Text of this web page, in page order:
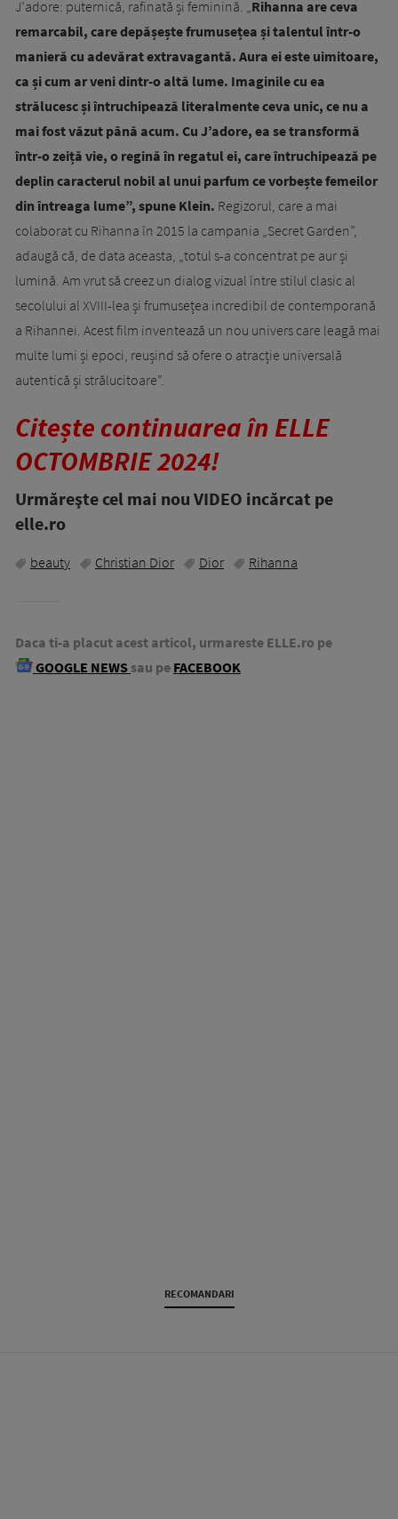
J’adore: puternică, rafinată și feminină. „ Rihanna are ceva
remarcabil, care depășește frumusețea și talentul într-o
manieră cu adevărat extravagantă. Aura ei este uimitoare,
ca și cum ar veni dintr-o altă lume. Imaginile cu ea
strălucesc și întruchipează literalmente ceva unic, ce nu a
mai fost văzut până acum. Cu J’adore, ea se transformă
într-o zeiță vie, o regină în regatul ei, care întruchipează pe
deplin caracterul nobil al unui parfum ce vorbește femeilor
din întreaga lume”, spune Klein. Regizorul, care a mai
colaborat cu Rihanna în 2015 la campania „Secret Garden”,
adaugă că, de data aceasta, „totul s-a concentrat pe aur și
lumină. Am vrut să creez un dialog vizual între stilul clasic al
secolului al XVIII-lea și frumusețea incredibil de contemporană
a Rihannei. Acest film inventează un nou univers care leagă mai
multe lumi și epoci, reușind să ofere o atracție universală
autentică și strălucitoare”.
Citește continuarea în ELLE
OCTOMBRIE 2024!
Urmăreşte cel mai nou VIDEO incărcat pe
elle.ro
beauty Christian Dior Dior Rihanna
Daca ti-a placut acest articol, urmareste ELLE.ro pe
GOOGLE NEWS sau pe FACEBOOK
RECOMANDARI